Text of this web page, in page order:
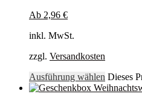
Ab 2,96 €
inkl. MwSt.
zzgl. Versandkosten
Ausführung wählen Dieses